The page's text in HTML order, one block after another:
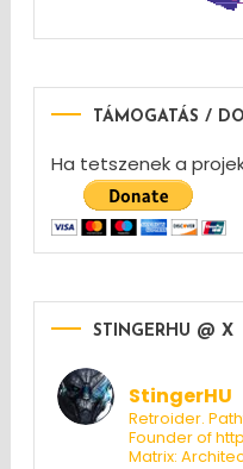
TÁMOGATÁS /
Ha tetszenek a
STINGERHU @ X
StingerHU
Retroider.
Founder of
Matrix: